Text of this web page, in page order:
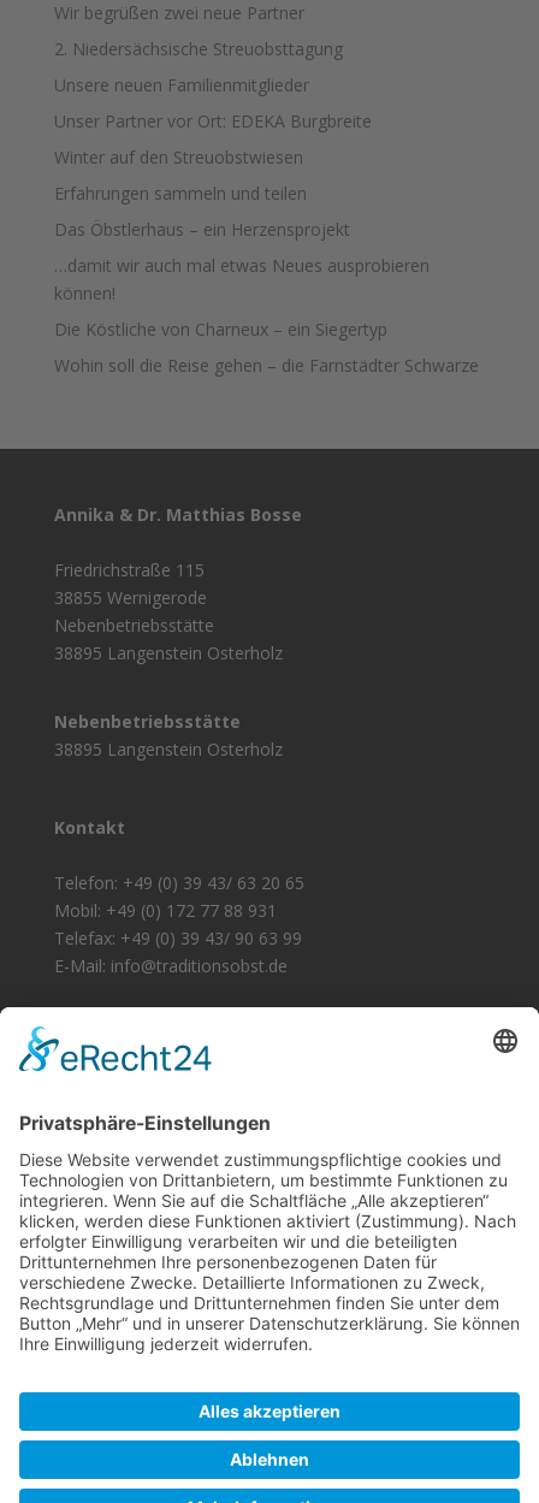
Wir begrüßen zwei neue Partner
2. Niedersächsische Streuobsttagung
Unsere neuen Familienmitglieder
Unser Partner vor Ort: EDEKA Burgbreite
Winter auf den Streuobstwiesen
Erfahrungen sammeln und teilen
Das Öbstlerhaus – ein Herzensprojekt
…damit wir auch mal etwas Neues ausprobieren
können!
Die Köstliche von Charneux – ein Siegertyp
Wohin soll die Reise gehen – die Farnstädter Schwarze
Annika & Dr. Matthias Bosse
Friedrichstraße 115
38855 Wernigerode
Nebenbetriebsstätte
38895 Langenstein Osterholz
Nebenbetriebsstätte
38895 Langenstein Osterholz
Kontakt
Telefon: +49 (0) 39 43/ 63 20 65
Mobil: +49 (0) 172 77 88 931
Telefax: +49 (0) 39 43/ 90 63 99
E-Mail: info@traditionsobst.de
Zertifizierung
Verordnung.
Öko-Kontrollstelle: DE - ÖKO - 021
Zertifikat>> hier << downloaden
ImpressumIDatenschutz
Cookie-Einstellungen